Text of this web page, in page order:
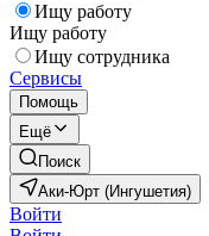
Ищу работу
Ищу работу
Ищу сотрудника
Сервисы
Помощь
Ещё
Поиск
Аки-Юрт (Ингушетия)
Войти